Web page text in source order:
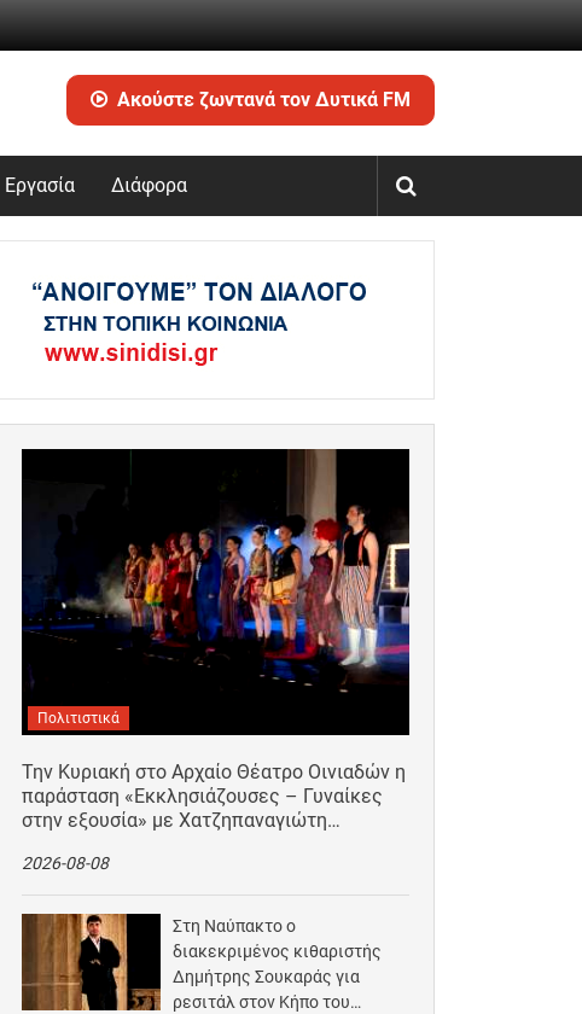
Ακούστε ζωντανά τον Δυτικά FM
Εργασία Διάφορα
Πολιτιστικά
Την Κυριακή στο Αρχαίο Θέατρο Οινιαδών η
παράσταση «Εκκλησιάζουσες – Γυναίκες
στην εξουσία» με Χατζηπαναγιώτη…
2026-08-08
Στη Ναύπακτο ο
διακεκριμένος κιθαριστής
Δημήτρης Σουκαράς για
ρεσιτάλ στον Κήπο του